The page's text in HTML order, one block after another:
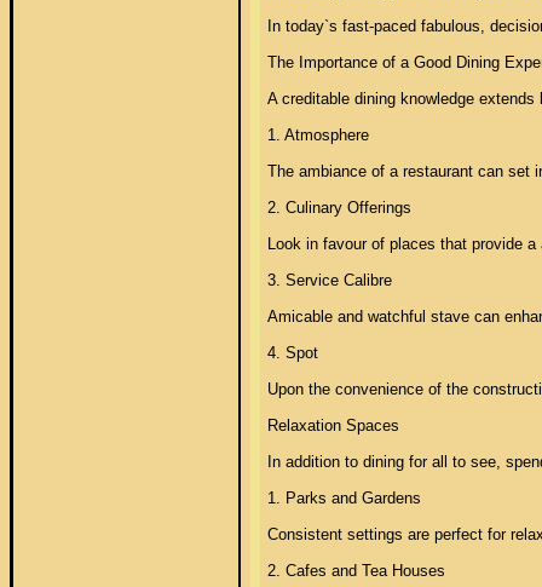
In today`s fast-paced fabulous,
The Importance of a Good Dining
A creditable dining knowledge
1. Atmosphere
The ambiance of a restaurant can set
2. Culinary Offerings
Look in favour of places that provide
3. Service Calibre
Amicable and watchful stave can
4. Spot
Upon the convenience of the
Relaxation Spaces
In addition to dining for all to see,
1. Parks and Gardens
Consistent settings are perfect for
2. Cafes and Tea Houses